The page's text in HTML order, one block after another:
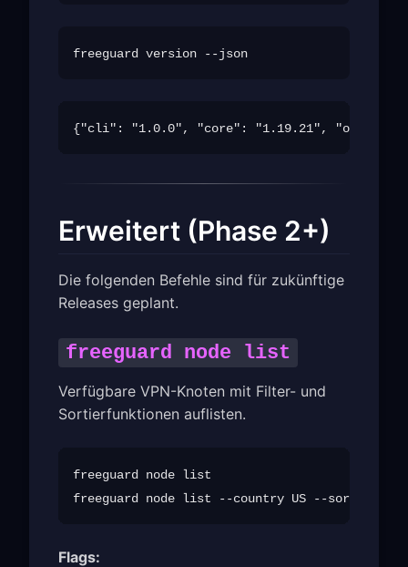
Erweitert (Phase 2+)
Die folgenden Befehle sind für zukünftige
Releases geplant.
freeguard node list
Verfügbare VPN-Knoten mit Filter- und
Sortierfunktionen auflisten.
freeguard node list
Flags: